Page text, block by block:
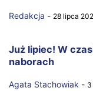
Redakcja - 28 lipca
Już lipiec! W
naborach
Agata Stachowiak -